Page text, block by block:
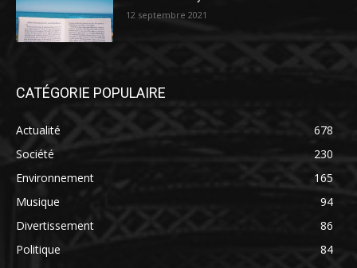
12 septembre 2021
CATÉGORIE POPULAIRE
Actualité
678
Société
230
Environnement
165
Musique
94
Divertissement
86
Politique
84